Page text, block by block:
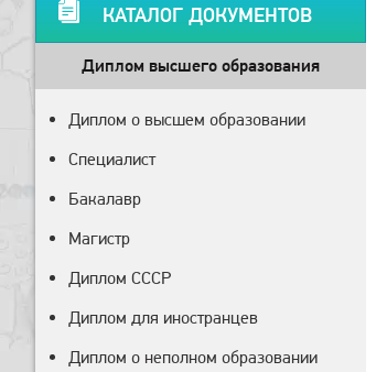
КАТАЛОГ ДОКУМЕНТОВ
Диплом высшего образования
Диплом о высшем образовании
Специалист
Бакалавр
Магистр
Диплом СССР
Диплом для иностранцев
Диплом о неполном образовании